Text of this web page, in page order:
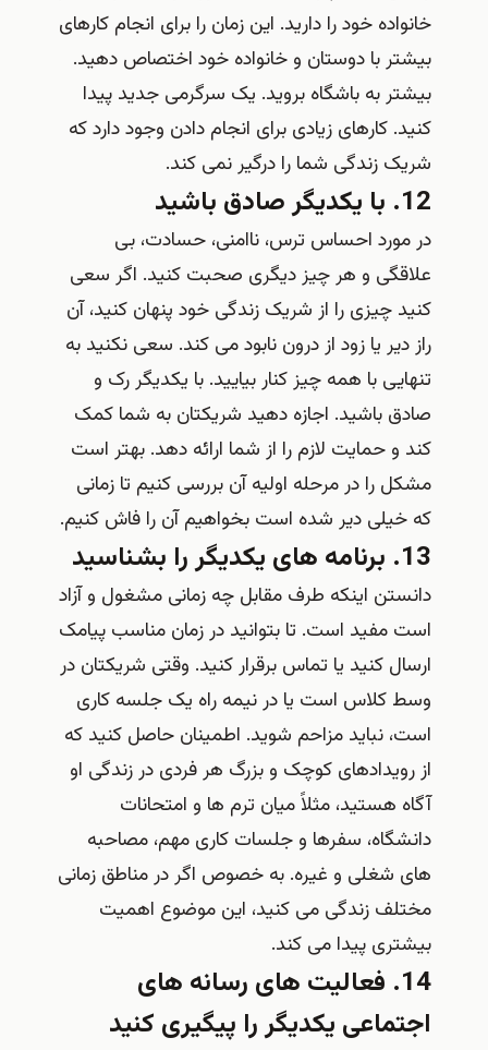
خانواده خود را دارید. این زمان را برای انجام کارهای
بیشتر با دوستان و خانواده خود اختصاص دهید.
بیشتر به باشگاه بروید. یک سرگرمی جدید پیدا
کنید. کارهای زیادی برای انجام دادن وجود دارد که
شریک زندگی شما را درگیر نمی کند.
12. با یکدیگر صادق باشید
در مورد احساس ترس، ناامنی، حسادت، بی
علاقگی و هر چیز دیگری صحبت کنید. اگر سعی
کنید چیزی را از شریک زندگی خود پنهان کنید، آن
راز دیر یا زود از درون نابود می کند. سعی نکنید به
تنهایی با همه چیز کنار بیایید. با یکدیگر رک و
صادق باشید. اجازه دهید شریکتان به شما کمک
کند و حمایت لازم را از شما ارائه دهد. بهتر است
مشکل را در مرحله اولیه آن بررسی کنیم تا زمانی
که خیلی دیر شده است بخواهیم آن را فاش کنیم.
13. برنامه های یکدیگر را بشناسید
دانستن اینکه طرف مقابل چه زمانی مشغول و آزاد
است مفید است. تا بتوانید در زمان مناسب پیامک
ارسال کنید یا تماس برقرار کنید. وقتی شریکتان در
وسط کلاس است یا در نیمه راه یک جلسه کاری
است، نباید مزاحم شوید. اطمینان حاصل کنید که
از رویدادهای کوچک و بزرگ هر فردی در زندگی او
آگاه هستید، مثلاً میان ترم ها و امتحانات
دانشگاه، سفرها و جلسات کاری مهم، مصاحبه
های شغلی و غیره. به خصوص اگر در مناطق زمانی
مختلف زندگی می کنید، این موضوع اهمیت
بیشتری پیدا می کند.
14. فعالیت های رسانه های
اجتماعی یکدیگر را پیگیری کنید